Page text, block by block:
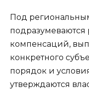
Под
компенсаций,
конкретного
порядок и
утверждаются